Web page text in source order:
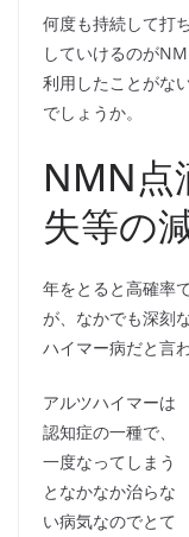
何度も持続して打
していけるのが
利用したことがな
でしょうか。
NMN点
失等の
年をとると高確率
が、なかでも深刻
ハイマー病だと言
アルツハイマーは
認知症の一種で、
一度なってしまう
となかなか治らな
い病気なのでとて